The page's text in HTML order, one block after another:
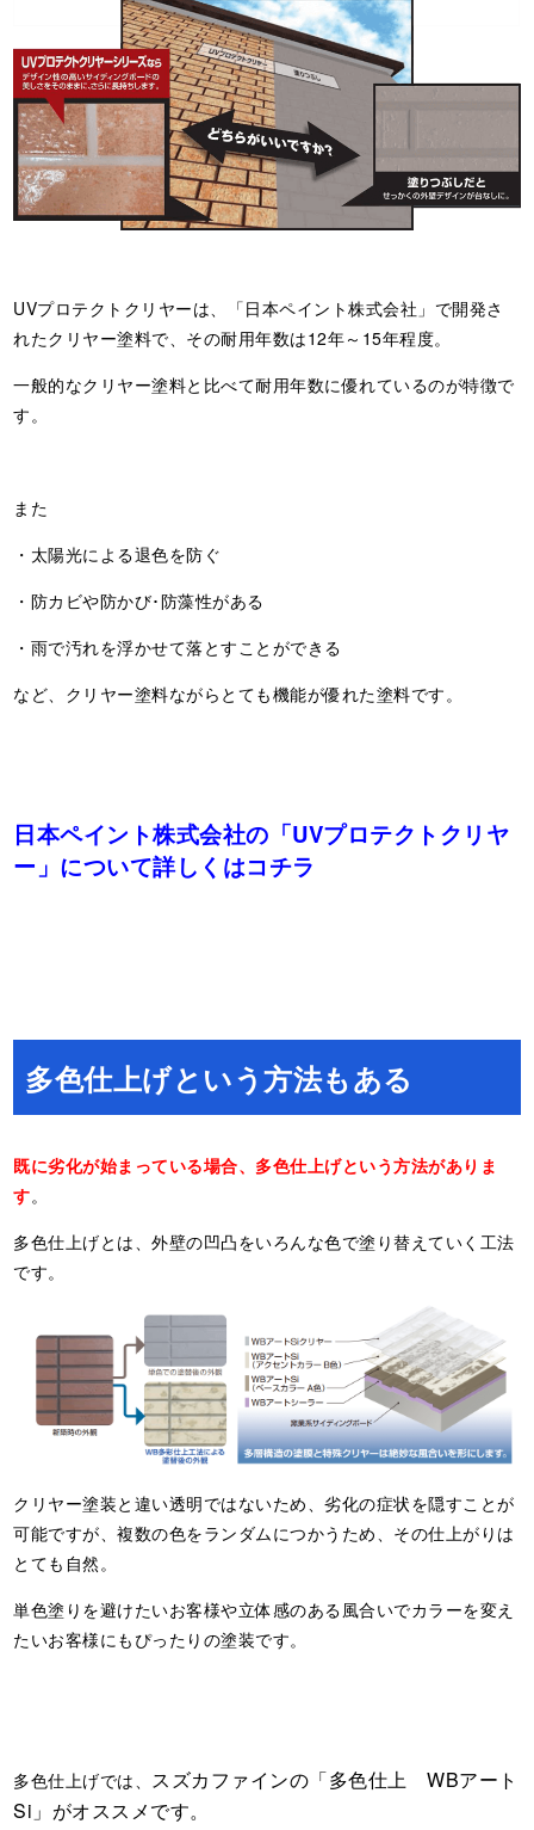
UVプロテクトクリヤーは、「日本ペイント株式会社」で開発さ
れたクリヤー塗料で、その耐用年数は12年～15年程度。
一般的なクリヤー塗料と比べて耐用年数に優れているのが特徴で
す。
また
・太陽光による退色を防ぐ
・防カビや防かび･防藻性がある
・雨で汚れを浮かせて落とすことができる
など、クリヤー塗料ながらとても機能が優れた塗料です。
日本ペイント株式会社の「UVプロテクトクリヤ
ー」について詳しくはコチラ
多色仕上げという方法もある
既に劣化が始まっている場合、多色仕上げという方法がありま
す。
多色仕上げとは、外壁の凹凸をいろんな色で塗り替えていく工法
です。
クリヤー塗装と違い透明ではないため、劣化の症状を隠すことが
可能ですが、複数の色をランダムにつかうため、その仕上がりは
とても自然。
単色塗りを避けたいお客様や立体感のある風合いでカラーを変え
たいお客様にもぴったりの塗装です。
多色仕上げでは、 スズカファインの「多色仕上 WBアート
Si」がオススメです。